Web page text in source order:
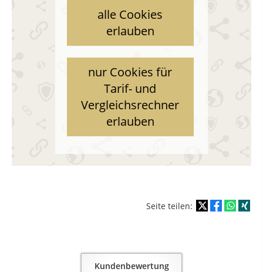
alle Cookies
erlauben
nur Cookies für
Tarif- und
Vergleichsrechner
erlauben
Seite teilen:
Kundenbewertung